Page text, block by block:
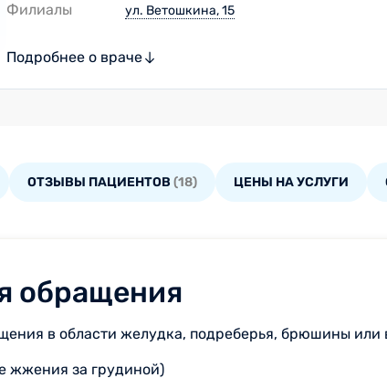
Филиалы
ул. Ветошкина, 15
Подробнее о враче
ОТЗЫВЫ ПАЦИЕНТОВ (18) ЦЕНЫ НА УСЛУГИ
обращения
в области желудка, подреберья, брюшины или
жжения за грудиной)